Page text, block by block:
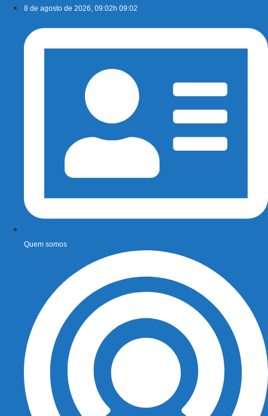
conteúdo
8 de agosto de 2026, 09:02h 09:02
Quem somos